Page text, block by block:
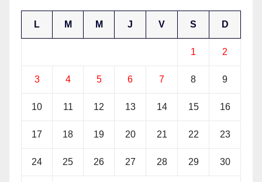
L M M J V S D
1 2
3 4 5 6 7 8 9
10 11 12 13 14 15 16
17 18 19 20 21 22 23
24 25 26 27 28 29 30